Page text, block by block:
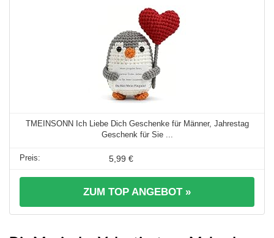
TMEINSONN Ich Liebe Dich Geschenke für Männer, Jahrestag
Geschenk für Sie ...
5,99 €
ZUM TOP ANGEBOT »